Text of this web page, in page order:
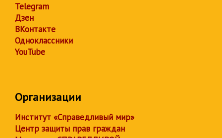
Telegram
Дзен
ВКонтакте
Одноклассники
YouTube
Организации
Институт «Справедливый мир»
Центр защиты прав граждан